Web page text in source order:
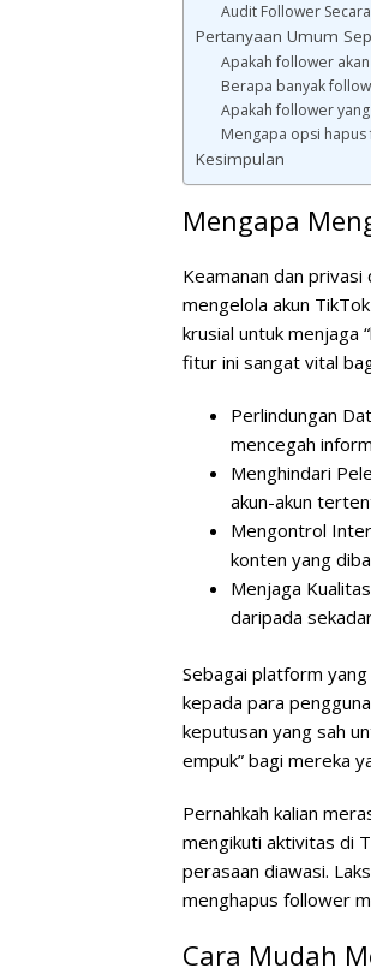
Audit Follower
Pertanyaan Umum
Apakah follower
Berapa banyak
Apakah follower
Mengapa opsi
Kesimpulan
Mengapa
Keamanan dan privasi
mengelola akun
krusial untuk menjaga
fitur ini sangat vital
Perlindungan
mencegah
Menghindari
akun-akun
Mengontrol
konten yang
Menjaga
daripada
Sebagai platform
kepada para
keputusan yang sah
empuk” bagi mereka
Pernahkah kalian
mengikuti aktivitas di
perasaan diawasi.
menghapus follower
Cara Mudah